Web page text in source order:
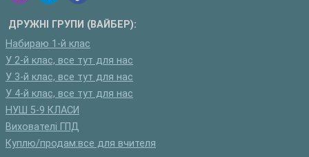
ДРУЖНІ ГРУПИ (ВАЙБЕР):
Набираю 1-й клас
У 2-й клас, все тут для нас
У 3-й клас, все тут для нас
У 4-й клас, все тут для нас
НУШ 5-9 КЛАСИ
Вихователі ГПД
Куплю/продам:все для вчителя